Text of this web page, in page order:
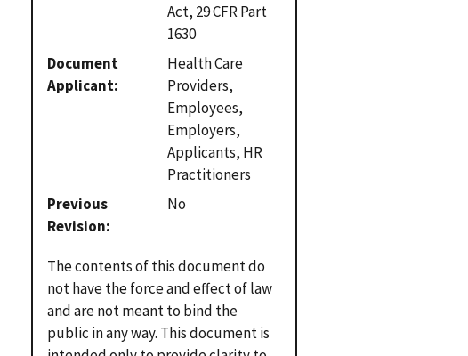
Act, 29 CFR Part
1630
Document
Applicant
Health Care
Providers,
Employees,
Employers,
Applicants, HR
Practitioners
Previous
Revision
No
The contents of this document do
not have the force and effect of law
and are not meant to bind the
public in any way. This document is